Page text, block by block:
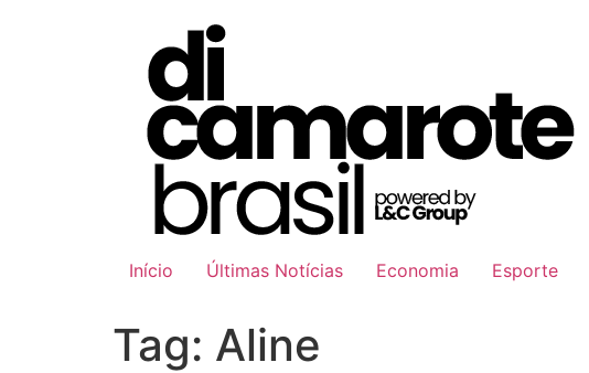
Início Últimas Notícias Economia Esporte
Tag: Aline